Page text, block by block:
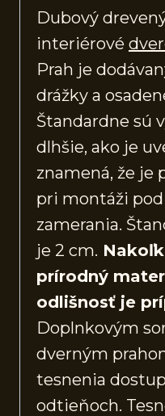
Dubový
interiérové
Prah je
drážky a
Štandardne sú
dlhšie, ako je
znamená, že je
pri montáži
zamerania.
je 2 cm.
prírodný
odlišnosť je
Doplnkovým
dverným
tesnenia
odtieňoch.